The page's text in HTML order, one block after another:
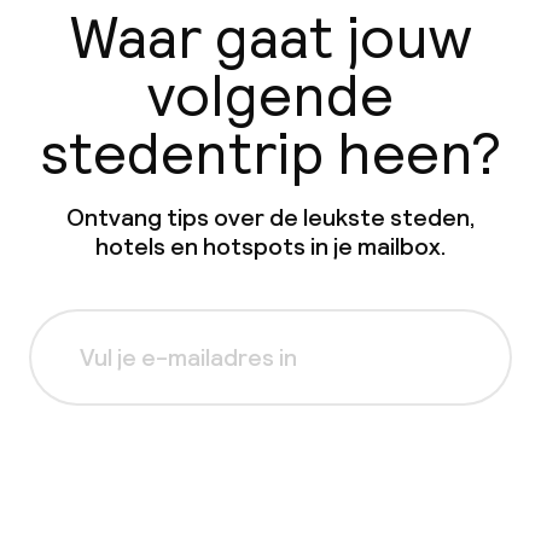
Waar gaat jouw
volgende
stedentrip heen?
Ontvang tips over de leukste steden,
hotels en hotspots in je mailbox.